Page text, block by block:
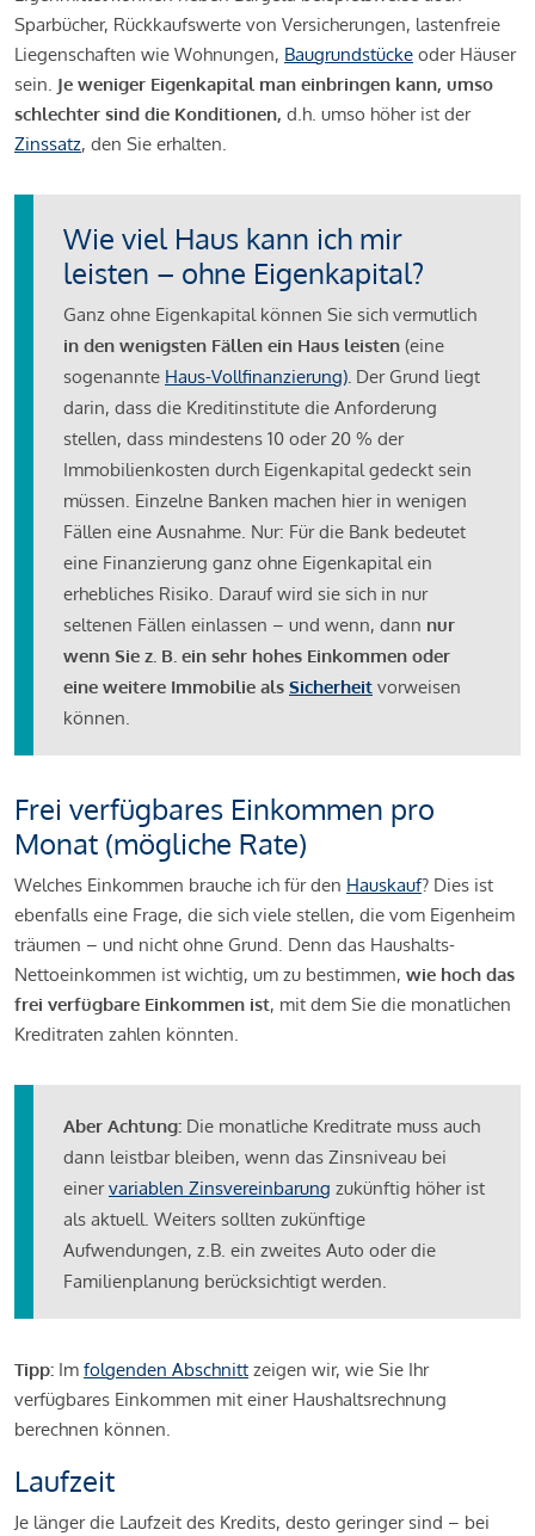
Sparbücher, Rückkaufswerte von Versicherungen, lastenfreie
Liegenschaften wie Wohnungen, Baugrundstücke oder Häuser
sein. Je weniger Eigenkapital man einbringen kann, umso
schlechter sind die Konditionen, d.h. umso höher ist der
Zinssatz, den Sie erhalten.
Wie viel Haus kann ich mir
leisten – ohne Eigenkapital?
Ganz ohne Eigenkapital können Sie sich vermutlich
in den wenigsten Fällen ein Haus leisten (eine
sogenannte Haus-Vollfinanzierung). Der Grund liegt
darin, dass die Kreditinstitute die Anforderung
stellen, dass mindestens 10 oder 20 % der
Immobilienkosten durch Eigenkapital gedeckt sein
müssen. Einzelne Banken machen hier in wenigen
Fällen eine Ausnahme. Nur: Für die Bank bedeutet
eine Finanzierung ganz ohne Eigenkapital ein
erhebliches Risiko. Darauf wird sie sich in nur
seltenen Fällen einlassen – und wenn, dann nur
wenn Sie z. B. ein sehr hohes Einkommen oder
eine weitere Immobilie als Sicherheit vorweisen
können.
Frei verfügbares Einkommen pro
Monat (mögliche Rate)
Welches Einkommen brauche ich für den Hauskauf? Dies ist
ebenfalls eine Frage, die sich viele stellen, die vom Eigenheim
träumen – und nicht ohne Grund. Denn das Haushalts-
Nettoeinkommen ist wichtig, um zu bestimmen, wie hoch das
frei verfügbare Einkommen ist, mit dem Sie die monatlichen
Kreditraten zahlen könnten.
Aber Achtung: Die monatliche Kreditrate muss auch
dann leistbar bleiben, wenn das Zinsniveau bei
einervariablen Zinsvereinbarung zukünftig höher ist
als aktuell. Weiters sollten zukünftige
Aufwendungen, z.B. ein zweites Auto oder die
Familienplanung berücksichtigt werden.
Tipp: Im folgenden Abschnitt zeigen wir, wie Sie Ihr
verfügbares Einkommen mit einer Haushaltsrechnung
berechnen können.
Laufzeit
Je länger die Laufzeit des Kredits, desto geringer sind – bei